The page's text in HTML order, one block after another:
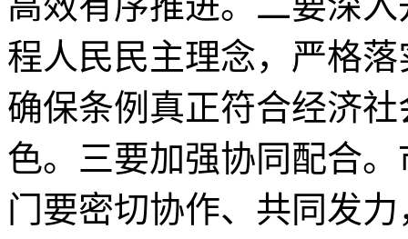
程人民民主理念，严格
确保条例真正符合经济
色。三要加强协同配合
门要密切协作、共同发